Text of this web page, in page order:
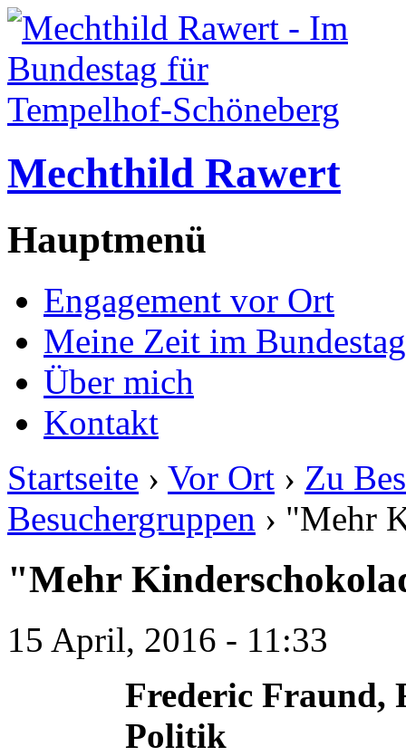
Mechthild Rawert
Hauptmenü
Engagement vor Ort
Meine Zeit im Bundestag
Über mich
Kontakt
Startseite › Vor Ort › Zu
Besuchergruppen › "Mehr
"Mehr
15 April, 2016 - 11:33
Frederic Fraund,
Politik